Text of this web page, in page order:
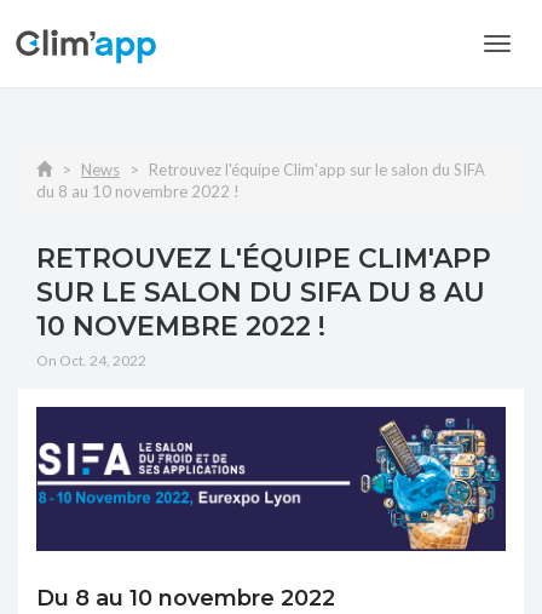
News
Retrouvez l'équipe Clim'app sur le salon du SIFA
du 8 au 10 novembre 2022 !
RETROUVEZ L'ÉQUIPE CLIM'APP
SUR LE SALON DU SIFA DU 8 AU
10 NOVEMBRE 2022 !
On Oct. 24, 2022
Du 8 au 10 novembre 2022